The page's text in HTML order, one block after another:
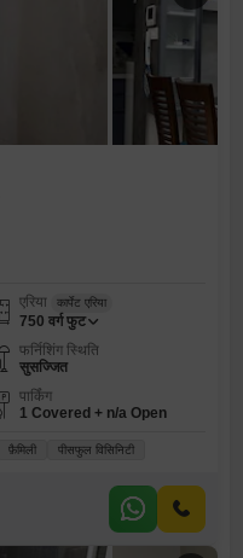
एरिया कार्पेट एरिया
750 वर्ग फुट
फर्निशिंग स्थिति
सुसज्जित
पार्किंग
1 Covered + n/a Open
फ़ैमिली पीसफुल विसिनिटी